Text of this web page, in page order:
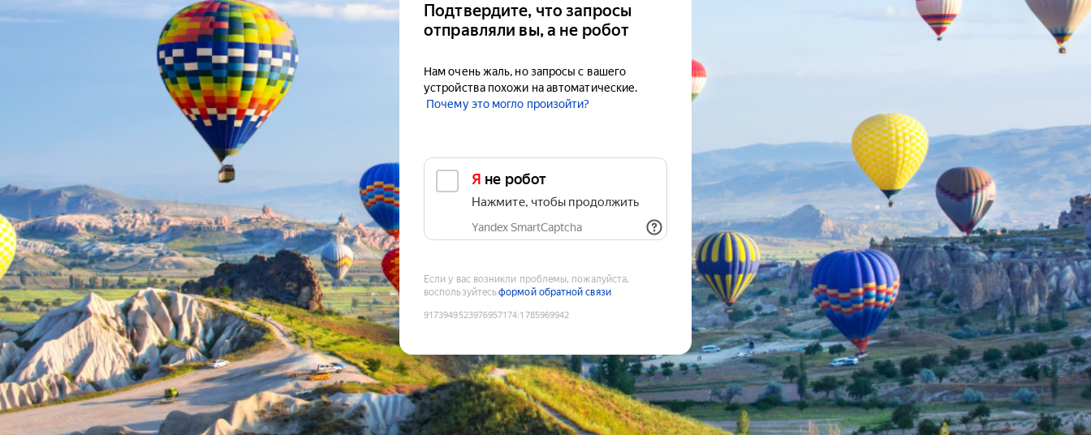
Подтвердите, что запросы
отправляли вы, а не робот
Нам очень жаль, но запросы с вашего
устройства похожи на автоматические.
Почему это могло произойти?
Я не робот
Нажмите, чтобы продолжить
Yandex SmartCaptcha
Если у вас возникли проблемы, пожалуйста,
воспользуйтесьформой обратной связи
9173949523976957174:1785969942